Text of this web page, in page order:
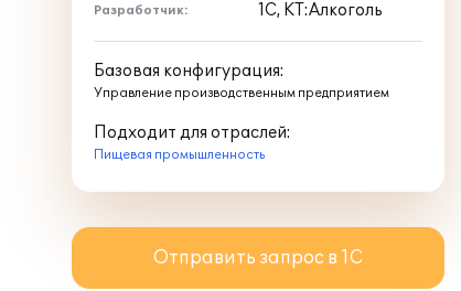
Разработчик: 1С, КТ:Алкоголь
Базовая конфигурация:
Управление производственным предприятием
Подходит для отраслей:
Пищевая промышленность
Отправить запрос в 1С